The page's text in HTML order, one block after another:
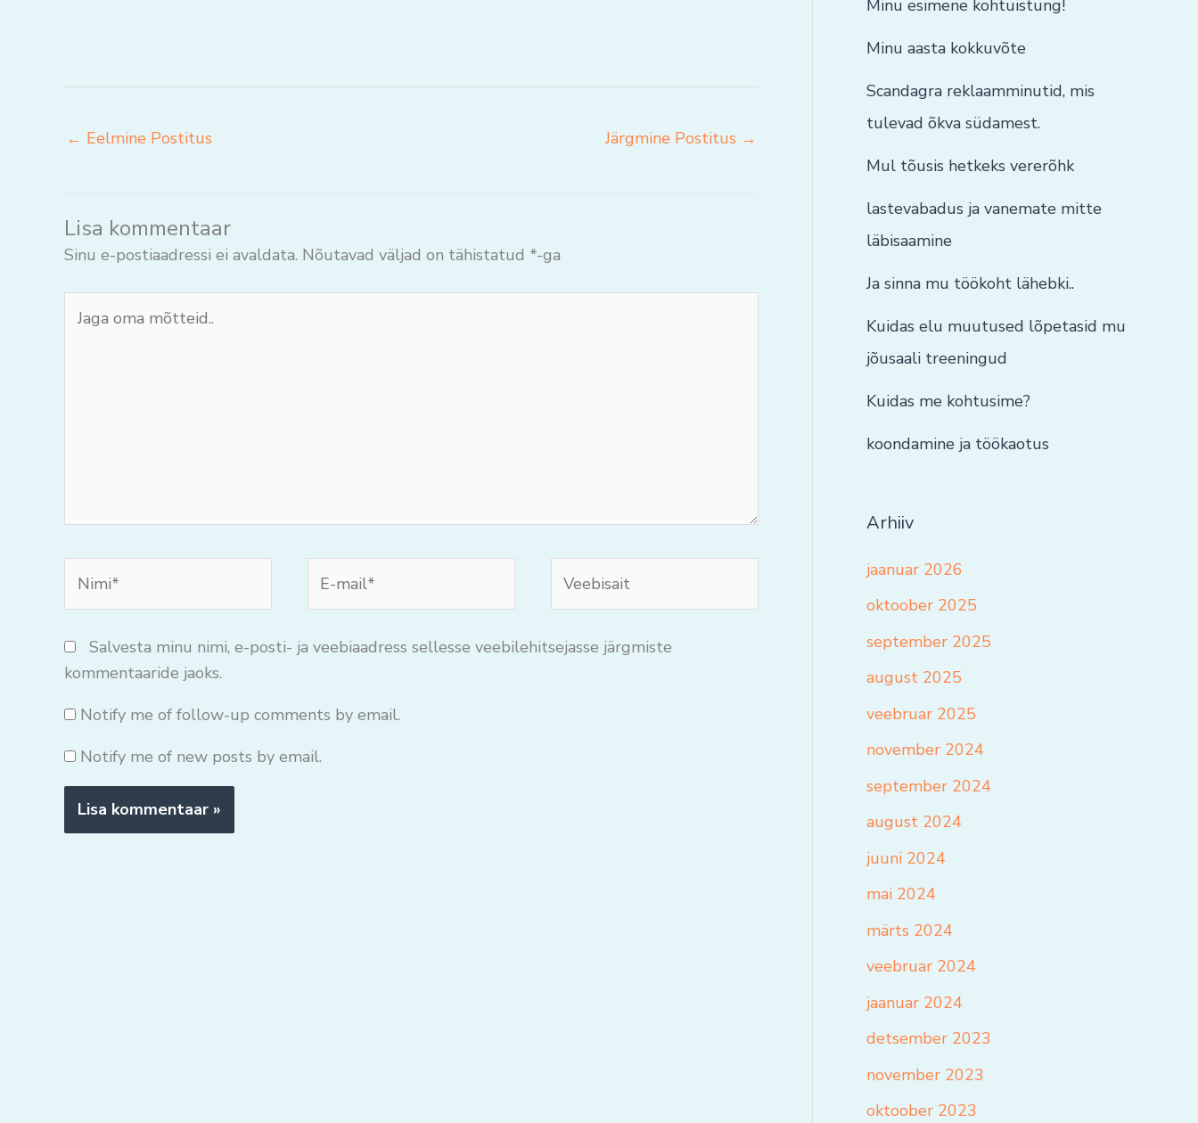
← Eelmine Postitus Järgmine Postitus →
Lisa kommentaar
Sinu e-postiaadressi ei avaldata. Nõutavad väljad on tähistatud *-ga
oma
mail*
Salvesta minu nimi, e-posti- ja veebiaadress sellesse veebilehitsejasse järgmiste
kommentaaride jaoks.
Notify me of follow-up comments by email.
Notify me of new posts by email.
Minu esimene kohtuistung!
Minu aasta kokkuvõte
Scandagra reklaamminutid, mis
tulevad õkva südamest.
Mul tõusis hetkeks vererõhk
lastevabadus ja vanemate mitte
läbisaamine
Ja sinna mu töökoht lähebki..
Kuidas elu muutused lõpetasid mu
jõusaali treeningud
Kuidas me kohtusime?
koondamine ja töökaotus
Arhiiv
jaanuar 2026
oktoober 2025
september 2025
august 2025
veebruar 2025
november 2024
september 2024
august 2024
juuni 2024
mai 2024
märts 2024
veebruar 2024
jaanuar 2024
detsember 2023
november 2023
oktoober 2023